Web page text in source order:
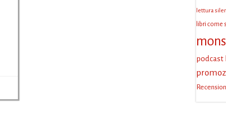
lettura
libri come